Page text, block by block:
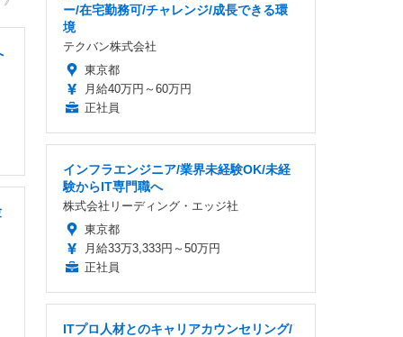
ー/在宅勤務可/チャレンジ/成長できる環
境
テクバン株式会社
東京都
月給40万円～60万円
正社員
インフラエンジニア/業界未経験OK/未経
験からIT専門職へ
株式会社リーディング・エッジ社
東京都
月給33万3,333円～50万円
正社員
ITプロ人材とのキャリアカウンセリング/